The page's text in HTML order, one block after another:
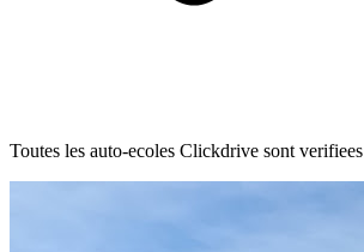
Toutes les auto-ecoles Clickdrive sont verifiees